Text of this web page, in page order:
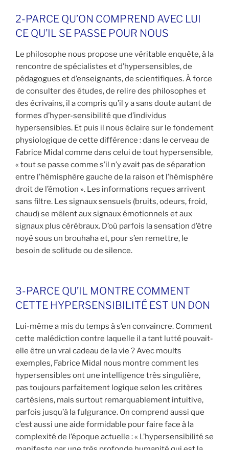
2-PARCE QU’ON COMPREND AVEC LUI
CE QU’IL SE PASSE POUR NOUS
Le philosophe nous propose une véritable enquête, à la
rencontre de spécialistes et d’hypersensibles, de
pédagogues et d’enseignants, de scientifiques. À force
de consulter des études, de relire des philosophes et
des écrivains, il a compris qu’il y a sans doute autant de
formes d’hyper-sensibilité que d’individus
hypersensibles. Et puis il nous éclaire sur le fondement
physiologique de cette différence : dans le cerveau de
Fabrice Midal comme dans celui de tout hypersensible,
« tout se passe comme s’il n’y avait pas de séparation
entre l’hémisphère gauche de la raison et l’hémisphère
droit de l’émotion ». Les informations reçues arrivent
sans filtre. Les signaux sensuels (bruits, odeurs, froid,
chaud) se mêlent aux signaux émotionnels et aux
signaux plus cérébraux. D’où parfois la sensation d’être
noyé sous un brouhaha et, pour s’en remettre, le
besoin de solitude ou de silence.
3-PARCE QU’IL MONTRE COMMENT
CETTE HYPERSENSIBILITÉ EST UN DON
Lui-même a mis du temps à s’en convaincre. Comment
cette malédiction contre laquelle il a tant lutté pouvait-
elle être un vrai cadeau de la vie ? Avec moults
exemples, Fabrice Midal nous montre comment les
hypersensibles ont une intelligence très singulière,
pas toujours parfaitement logique selon les critères
cartésiens, mais surtout remarquablement intuitive,
parfois jusqu’à la fulgurance. On comprend aussi que
c’est aussi une aide formidable pour faire face à la
complexité de l’époque actuelle : « L’hypersensibilité se